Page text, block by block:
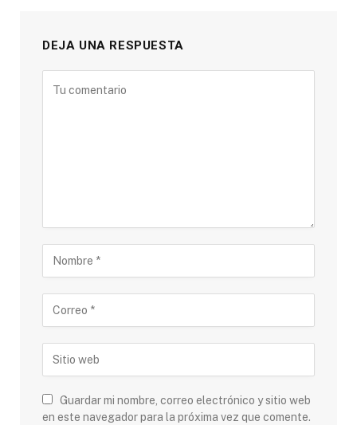
DEJA UNA RESPUESTA
Guardar mi nombre, correo electrónico y sitio web
en este navegador para la próxima vez que comente.